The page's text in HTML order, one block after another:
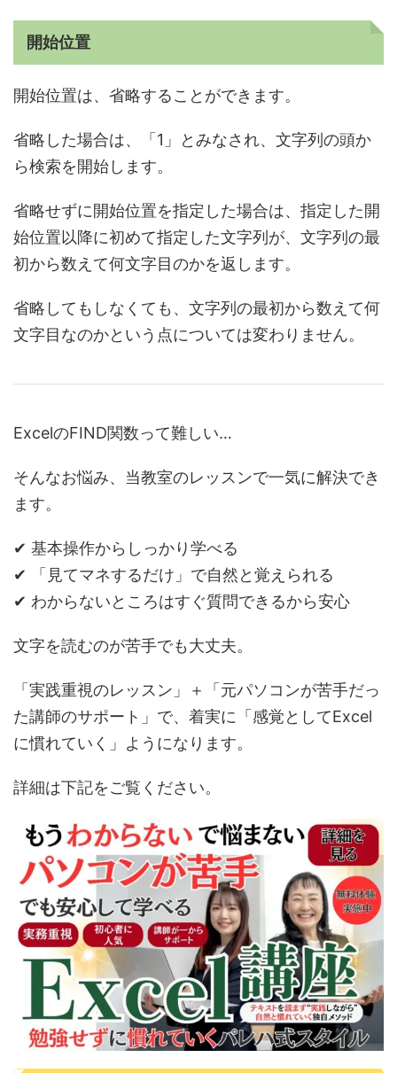
開始位置
開始位置は、省略することができます。
省略した場合は、「1」とみなされ、文字列の頭か
ら検索を開始します。
省略せずに開始位置を指定した場合は、指定した開
始位置以降に初めて指定した文字列が、文字列の最
初から数えて何文字目のかを返します。
省略してもしなくても、文字列の最初から数えて何
文字目なのかという点については変わりません。
ExcelのFIND関数って難しい…
そんなお悩み、当教室のレッスンで一気に解決でき
ます。
✔ 基本操作からしっかり学べる
✔ 「見てマネするだけ」で自然と覚えられる
✔ わからないところはすぐ質問できるから安心
文字を読むのが苦手でも大丈夫。
「実践重視のレッスン」＋「元パソコンが苦手だっ
た講師のサポート」で、着実に「感覚としてExcel
に慣れていく」ようになります。
詳細は下記をご覧ください。